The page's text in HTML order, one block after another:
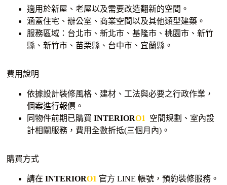
適用於新屋、老屋以及需要改造翻新的空間。
涵蓋住宅、辦公室、商業空間以及其他類型建築。
服務區域：台北市、新北市、基隆市、桃園市、新竹
縣、新竹市、苗栗縣、台中市、宜蘭縣。
費用說明
依據設計裝修風格、建材、工法與必要之行政作業，
個案進行報價。
同物件前期已購買INTERIORO1
空間規劃、室內設
計相關服務，費用全數折抵(三個月內)。
購買方式
請在INTERIORO1 官方 LINE 帳號，預約裝修服務。